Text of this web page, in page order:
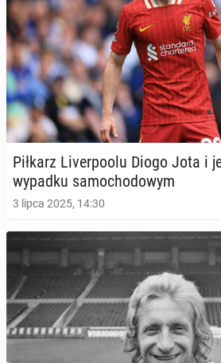
Piłkarz Li­ver­po­olu Diogo Jota i
wypadku sa­mo­cho­do­wym
3 lipca 2025, 14:30